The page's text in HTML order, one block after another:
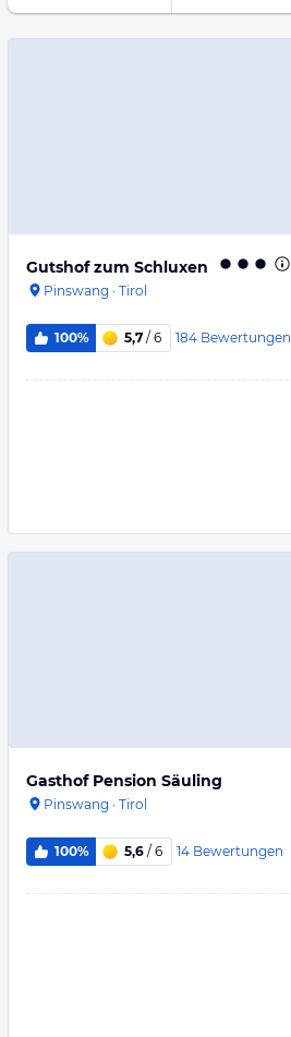
Gutshof zum Schluxen
Pinswang · Tirol
100% 5,7 / 6 184 Bewertungen
Gasthof Pension Säuling
Pinswang · Tirol
100% 5,6 / 6 14 Bewertungen